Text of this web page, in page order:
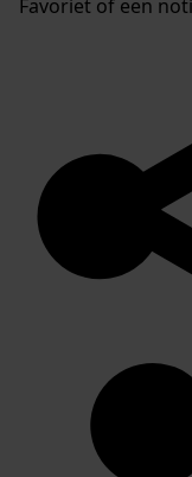
Favoriet of een